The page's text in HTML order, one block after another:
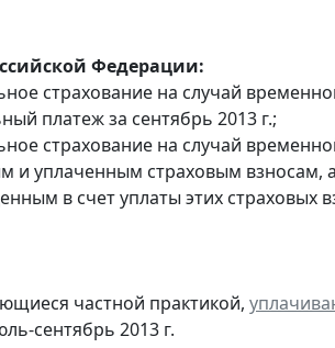
Федерации:
страхование на случай
платеж за сентябрь 2013 г.;
страхование на случай
и уплаченным страховым взносам,
в счет уплаты этих страховых
частной практикой,
сентябрь 2013 г.